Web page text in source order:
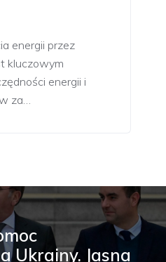
energii przez
kluczowym
energii i
za…
Ukrainy. Jasna